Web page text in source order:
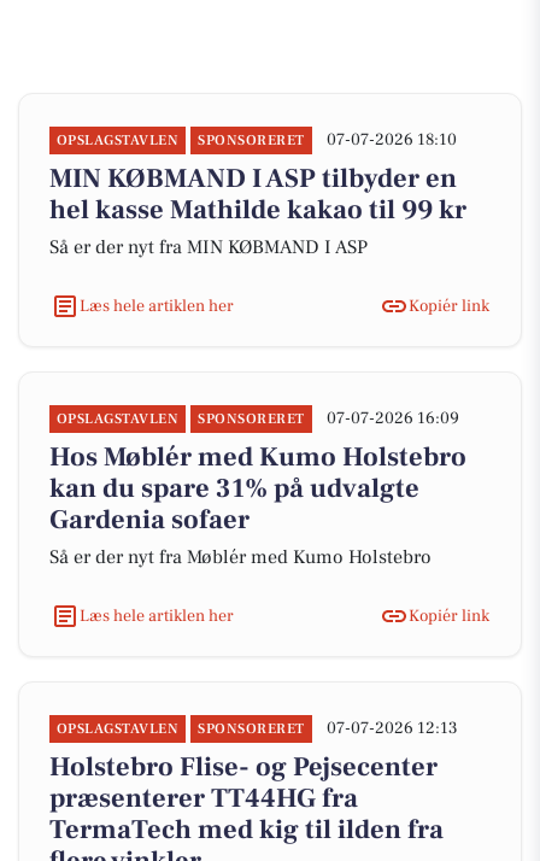
OPSLAGSTAVLEN SPONSORERET 07-07-2026 18:10
MIN KØBMAND I ASP tilbyder en
hel kasse Mathilde kakao til 99 kr
Så er der nyt fra MIN KØBMAND I ASP
Læs hele artiklen her Kopiér link
OPSLAGSTAVLEN SPONSORERET 07-07-2026 16:09
Hos Møblér med Kumo Holstebro
kan du spare 31% på udvalgte
Gardenia sofaer
Så er der nyt fra Møblér med Kumo Holstebro
Læs hele artiklen her Kopiér link
OPSLAGSTAVLEN SPONSORERET 07-07-2026 12:13
Holstebro Flise- og Pejsecenter
præsenterer TT44HG fra
TermaTech med kig til ilden fra